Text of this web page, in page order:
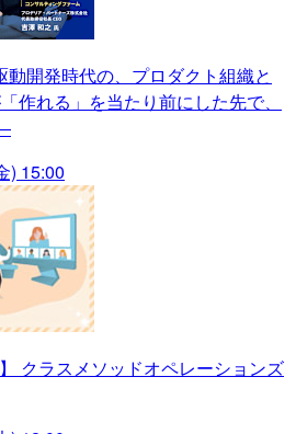
動開発時代の、プロダクト組織と
れる」を当たり前にした先で、
) 15:00
クラスメソッドオペレーションズ